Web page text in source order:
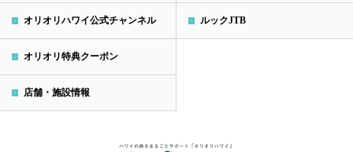
オリオリハワイ公式チャンネル
オリオリ特典クーポン
店舗・施設情報
ルックJTB